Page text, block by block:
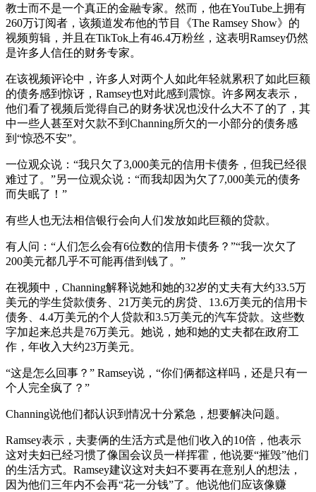
教士而不是一个真正的金融专家。然而，他在YouTube上拥有
260万订阅者，该频道发布他的节目《The Ramsey Show》的
视频剪辑，并且在TikTok上有46.4万粉丝，这表明Ramsey仍然
是许多人信任的财务专家。
在该视频评论中，许多人对两个人如此年轻就累积了如此巨额
的债务感到惊讶，Ramsey也对此感到震惊。许多网友表示，
他们看了视频后觉得自己的财务状况也没什么大不了的了，其
中一些人甚至对欠款不到Channing所欠的一小部分的债务感
到“惊恐不安”。
一位观众说：“我只欠了3,000美元的信用卡债务，但我已经很
难过了。”另一位观众说：“而我却因为欠了7,000美元的债务
而失眠了！”
有些人也无法相信银行会向人们发放如此巨额的贷款。
有人问：“人们怎么会有6位数的信用卡债务？”“我一次欠了
200美元都几乎不可能再借到钱了。”
在视频中，Channing解释说她和她的32岁的丈夫有大约33.5万
美元的学生贷款债务、21万美元的房贷、13.6万美元的信用卡
债务、4.4万美元的个人贷款和3.5万美元的汽车贷款。这些数
字加起来总共是76万美元。她说，她和她的丈夫都在政府工
作，年收入大约23万美元。
“这是怎么回事？” Ramsey说，“你们俩都这样吗，还是只有一
个人完全疯了？”
Channing说他们都认识到情况十分紧急，想要解决问题。
Ramsey表示，夫妻俩的生活方式是他们收入的10倍，他表示
这对夫妇已经习惯了像国会议员一样挥霍，他说要“摧毁”他们
的生活方式。Ramsey建议这对夫妇不要再在意别人的想法，
因为他们三年内不会再“花一分钱”了。他说他们应该像赚